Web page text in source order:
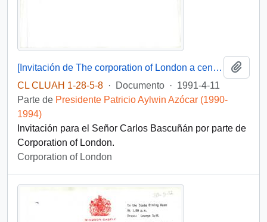
[Invitación de The corporation of London a cena en honor del Presidente de la Republica].
CL CLUAH 1-28-5-8 · Documento · 1991-4-11
Parte de Presidente Patricio Aylwin Azócar (1990-
1994)
Invitación para el Señor Carlos Bascuñán por parte de
Corporation of London.
Corporation of London